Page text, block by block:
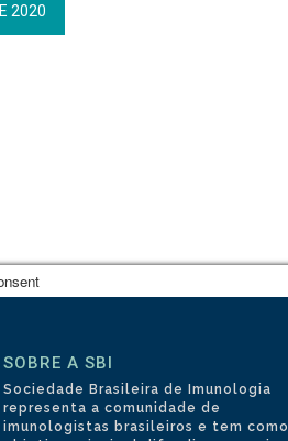
2020
SOBRE A SBI
Sociedade Brasileira de Imunologia
representa a comunidade de
imunologistas brasileiros e tem como